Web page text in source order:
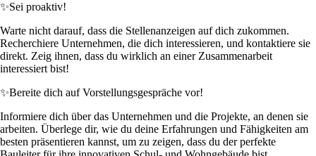
✨Sei proaktiv!
Warte nicht darauf, dass die Stellenanzeigen auf dich zukommen.
Recherchiere Unternehmen, die dich interessieren, und kontaktiere sie
direkt. Zeig ihnen, dass du wirklich an einer Zusammenarbeit
interessiert bist!
✨Bereite dich auf Vorstellungsgespräche vor!
Informiere dich über das Unternehmen und die Projekte, an denen sie
arbeiten. Überlege dir, wie du deine Erfahrungen und Fähigkeiten am
besten präsentieren kannst, um zu zeigen, dass du der perfekte